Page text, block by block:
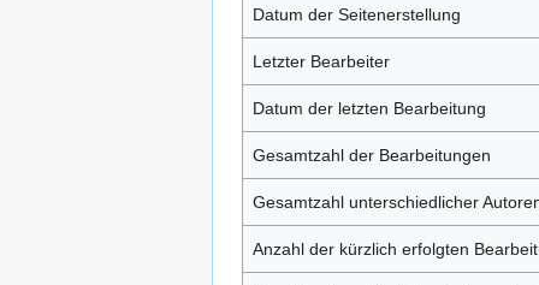
Datum der Seitenerstellung
Letzter Bearbeiter
Datum der letzten Bearbeitung
Gesamtzahl der Bearbeitungen
Gesamtzahl unterschiedlicher
Anzahl der kürzlich erfolgten